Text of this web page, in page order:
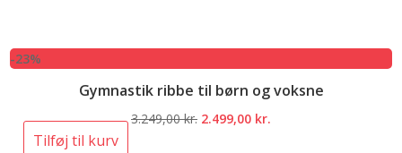
-23%
Gymnastik ribbe til børn og voksne
3.249,00kr. Den
2.499,00 kr.
Tilføj til kurv